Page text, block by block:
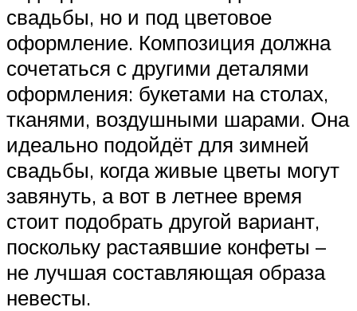
свадьбы, но и под цветовое
оформление. Композиция должна
сочетаться с другими деталями
оформления: букетами на столах,
тканями, воздушными шарами. Она
идеально подойдёт для зимней
свадьбы, когда живые цветы могут
завянуть, а вот в летнее время
стоит подобрать другой вариант,
поскольку растаявшие конфеты –
не лучшая составляющая образа
невесты.